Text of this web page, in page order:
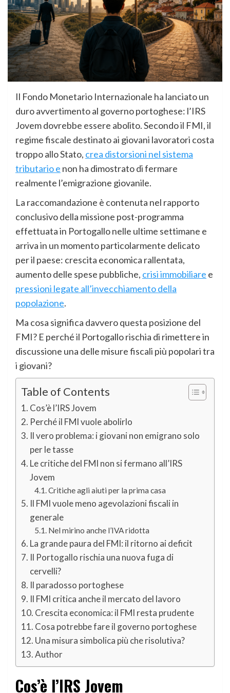
Il Fondo Monetario Internazionale ha lanciato un
duro avvertimento al governo portoghese: l’IRS
Jovem dovrebbe essere abolito. Secondo il FMI, il
regime fiscale destinato ai giovani lavoratori costa
troppo allo Stato, crea distorsioni nel sistema
tributario e non ha dimostrato di fermare
realmente l’emigrazione giovanile.
La raccomandazione è contenuta nel rapporto
conclusivo della missione post-programma
effettuata in Portogallo nelle ultime settimane e
arriva in un momento particolarmente delicato
per il paese: crescita economica rallentata,
aumento delle spese pubbliche, crisi immobiliare e
pressioni legate all’invecchiamento della
popolazione.
Ma cosa significa davvero questa posizione del
FMI? E perché il Portogallo rischia di rimettere in
discussione una delle misure fiscali più popolari tra
i giovani?
Table of Contents
Cos’è l’IRS Jovem
Perché il FMI vuole abolirlo
Il vero problema: i giovani non emigrano solo
per le tasse
Le critiche del FMI non si fermano all’IRS
Jovem
Critiche agli aiuti per la prima casa
Il FMI vuole meno agevolazioni fiscali in
generale
Nel mirino anche l’IVA ridotta
La grande paura del FMI: il ritorno ai deficit
Il Portogallo rischia una nuova fuga di
cervelli?
Il paradosso portoghese
Il FMI critica anche il mercato del lavoro
Crescita economica: il FMI resta prudente
Cosa potrebbe fare il governo portoghese
Una misura simbolica più che risolutiva?
Author
Cos’è l’IRS Jovem